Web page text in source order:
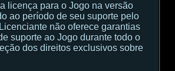
licença para o Jogo na versão
ao período de seu suporte pelo
não oferece garantias
suporte ao Jogo durante todo o
dos direitos exclusivos sobre